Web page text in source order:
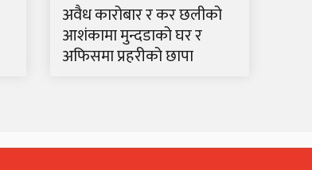
अवैध कारोबार र कर छलीको
आशंकामा मुन्दडाको घर र
अफिसमा प्रहरीको छापा